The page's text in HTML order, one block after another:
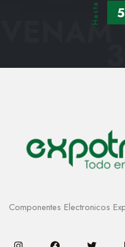
Hasta
VENAM
Componentes Electronicos